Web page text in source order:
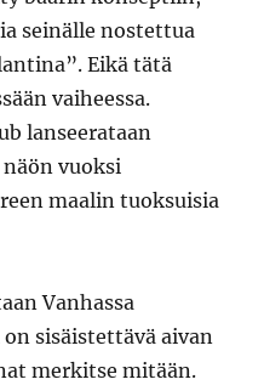
seinälle nostettua
Eikä tätä
vaiheessa.
lanseerataan
vuoksi
maalin tuoksuisia
Vanhassa
sisäistettävä aivan
merkitse mitään.